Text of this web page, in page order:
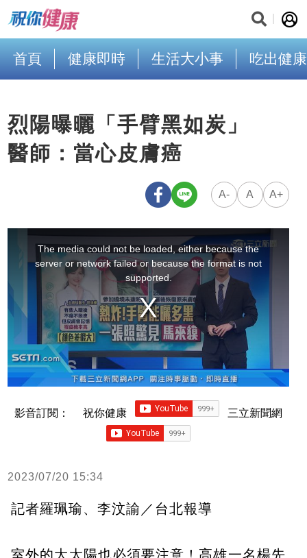
首頁 健康即時 生活大小事 吃出健康
烈陽曝曬「手臂黑如炭」
醫師：當心皮膚癌
A- A A+
The media could not be loaded, either because the
server or network failed or because the format is not
supported.
影音訂閱： 祝你健康 三立新聞網
2023/07/20 15:34
記者羅珮瑜、李汶諭／台北報導
室外的大太陽也必須要注意！高雄一名楊先